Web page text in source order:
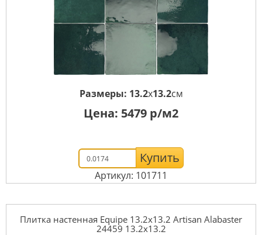
Размеры: 13.2x13.2см
Цена: 5479 р/м2
Купить
Артикул: 101711
Плитка настенная Equipe 13.2x13.2 Artisan Alabaster
24459 13.2x13.2